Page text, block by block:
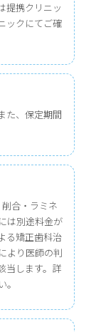
提携クリニッ
ックにてご確
た、保定期間
合・ラミネ
は別途料金が
る矯正歯科治
より医師の判
当します。詳